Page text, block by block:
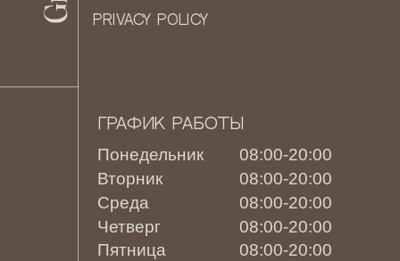
PRIVACY POLICY
ГРАФИК РАБОТЫ
Понедельник
08:00-20:00
Вторник
08:00-20:00
Среда
08:00-20:00
Четверг
08:00-20:00
Пятница
08:00-20:00